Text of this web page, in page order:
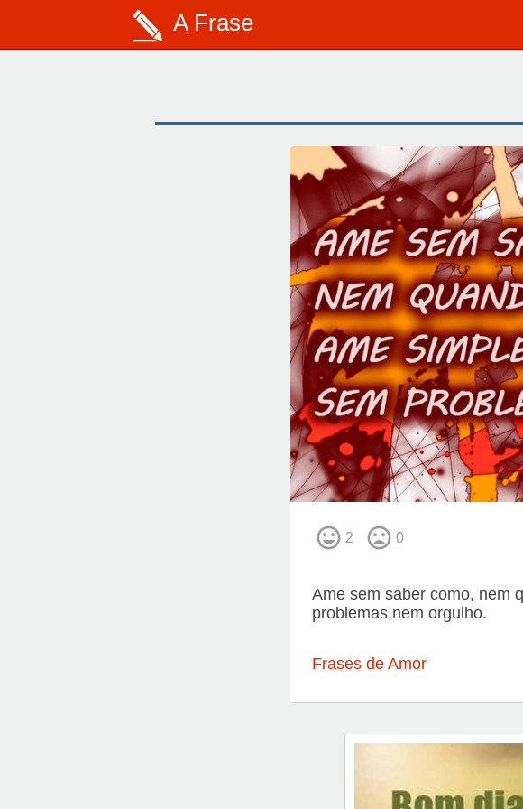
A Frase
2 0
Ame sem saber como, nem
problemas nem orgulho.
Frases de Amor